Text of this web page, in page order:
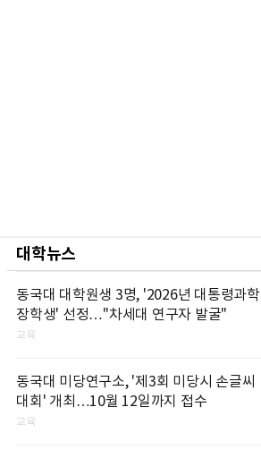
대학뉴스
동국대 대학원생 3명, '2026년 대통령과학
장학생' 선정…"차세대 연구자 발굴"
교육
동국대 미당연구소, '제3회 미당시 손글씨
대회' 개최…10월 12일까지 접수
교육